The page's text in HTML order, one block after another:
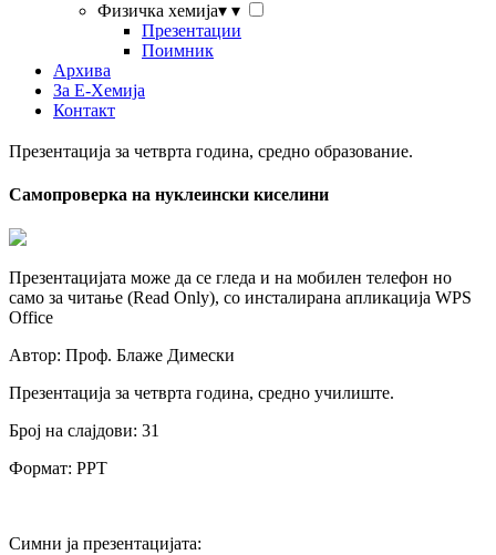
Физичка хемија▾ ▾
Презентации
Поимник
Архива
За Е-Хемија
Контакт
Презентација за четврта година, средно образование.
Самопроверка на нуклеински киселини
Презентацијата може да се гледа и на мобилен телефон но
само за читање (Read Only), со инсталирана апликација WPS
Office
Автор: Проф. Блаже Димески
Презентација за четврта година, средно училиште.
Број на слајдови: 31
Формат: PPT
Симни ја презентацијата: